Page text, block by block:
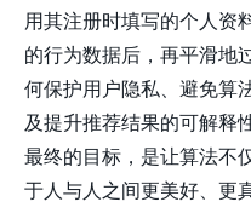
用其注册时填写的个人资
的行为数据后，再平滑地
何保护用户隐私、避免算
及提升推荐结果的可解释
最终的目标，是让算法不
于人与人之间更美好、更